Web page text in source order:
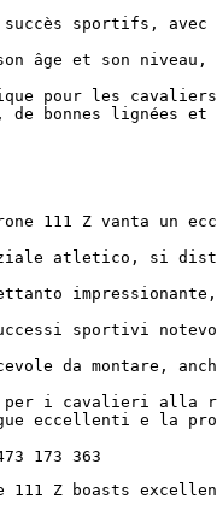
sportifs,
âge et son niveau,
pour les
bonnes lignées
111 Z vanta un
atletico, si
sportivi
da montare,
per i cavalieri
eccellenti e la
173 363
111 Z boasts